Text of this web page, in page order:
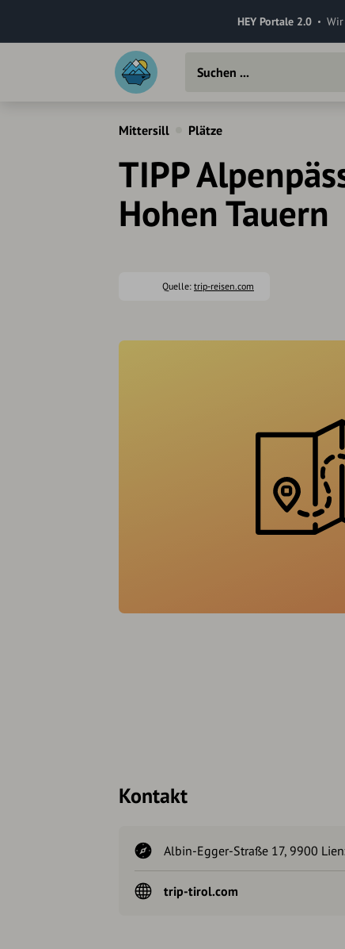
HEY Portale 2.0
Mittersill Plätze
TIPP
Hohen Tauern
Quelle: trip-reisen.com
Kontakt
Albin-Egger-Straße 17, 9900
trip-tirol.com